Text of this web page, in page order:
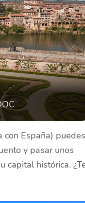
con España) puedes
y pasar unos
capital histórica.